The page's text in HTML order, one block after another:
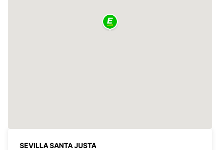
SEVILLA SANTA JUSTA